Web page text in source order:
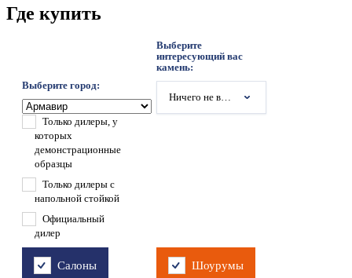
Где купить
Выберите город:
Выберите
интересующий вас
камень:
Ничего не выбрано
Только дилеры, у
которых
демонстрационные
образцы
Только дилеры с
напольной стойкой
Официальный
дилер
Салоны Шоурумы